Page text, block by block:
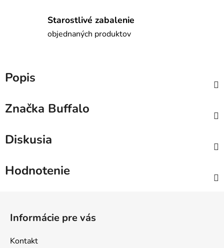
Starostlivé zabalenie
objednaných produktov
Popis
Značka Buffalo
Diskusia
Hodnotenie
Informácie pre vás
Kontakt